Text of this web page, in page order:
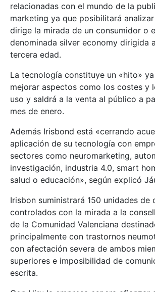
relacionadas con el mundo de la
marketing ya que posibilitará
dirige la mirada de un consumidor o
denominada silver economy dirigida
tercera edad.
La tecnología constituye un «hito»
mejorar aspectos como los costes y
uso y saldrá a la venta al público a
mes de enero.
Además Irisbond está «cerrando
aplicación de su tecnología con
sectores como neuromarketing,
investigación, industria 4.0, smart
salud o educación», según explicó
Irisbon suministrará 150 unidades de
controlados con la mirada a la
de la Comunidad Valenciana
principalmente con trastornos
con afectación severa de ambos
superiores e imposibilidad de
escrita.